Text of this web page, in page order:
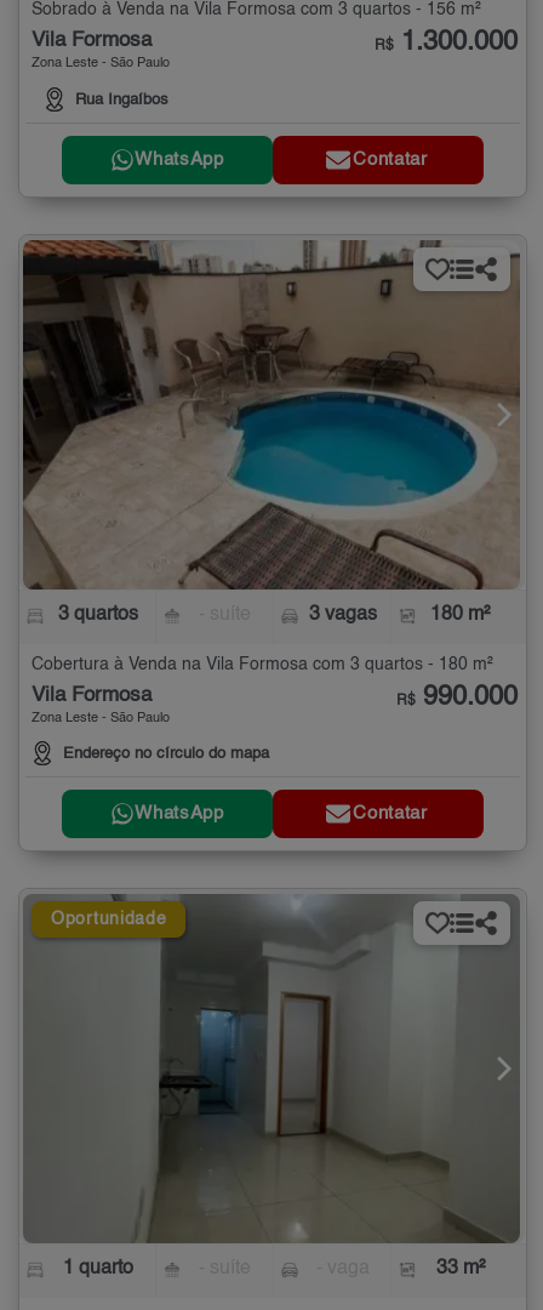
Sobrado à Venda na Vila Formosa com 3 quartos - 156 m²
Vila Formosa
Zona Leste - São Paulo
Rua Ingaíbos
R$ 1.300.000
WhatsApp Contatar
3 quartos 3 vagas 180 m²
Cobertura à Venda na Vila Formosa com 3 quartos - 180 m²
Vila Formosa
Zona Leste - São Paulo
Endereço no círculo do mapa
R$ 990.000
WhatsApp Contatar
Oportunidade
1 quarto 33 m²